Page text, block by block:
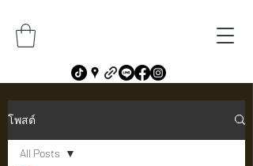
โพสต์
All Posts